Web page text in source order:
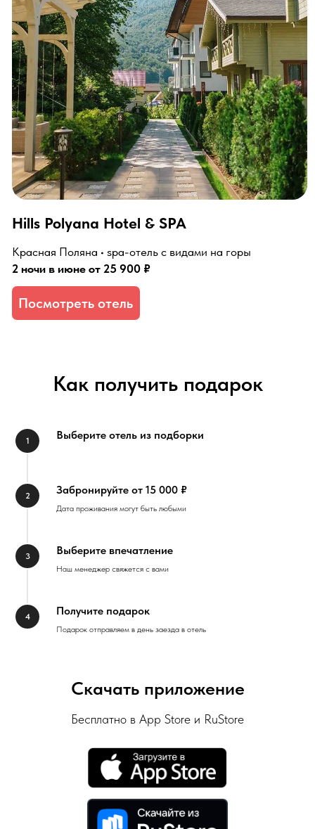
Как получить подарок
Выберите отель из подборки
Забронируйте от 15 000 ₽
Дата проживания могут быть любыми
Выберите впечатление
Наш менеджер свяжется с вами
Получите подарок
Подарок отправляем в день заезда в отель
Скачать приложение
Бесплатно в App Store и RuStore